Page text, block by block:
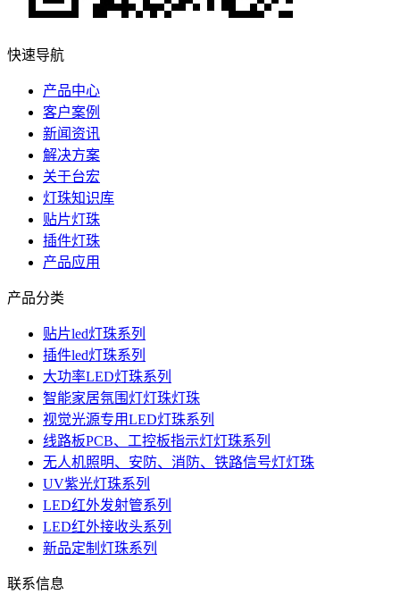
快速导航
产品中心
客户案例
新闻资讯
解决方案
关于台宏
灯珠知识库
贴片灯珠
插件灯珠
产品应用
产品分类
贴片led灯珠系列
插件led灯珠系列
大功率LED灯珠系列
智能家居氛围灯灯珠灯珠
视觉光源专用LED灯珠系列
线路板PCB、工控板指示灯灯珠系列
无人机照明、安防、消防、铁路信号灯灯珠
UV紫光灯珠系列
LED红外发射管系列
LED红外接收头系列
新品定制灯珠系列
联系信息